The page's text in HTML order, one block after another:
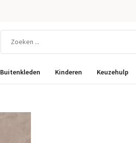
Buitenkleden Kinderen Keuzehulp